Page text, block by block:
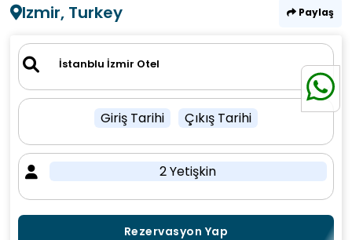
Izmir, Turkey
Paylaş
Giriş Tarihi Çıkış Tarihi
2 Yetişkin
Rezervasyon Yap